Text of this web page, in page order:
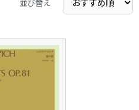
並び替え